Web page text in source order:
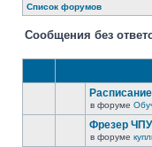
Список форумов
Сообщения без
в форуме
Фрезер
в форуме